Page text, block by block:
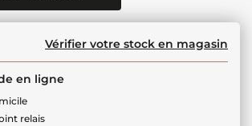
Vérifier votre stock en magasin
en ligne
relais